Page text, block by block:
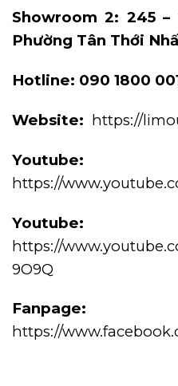
Showroom 2: 245 –
Phường Tân Thới
Hotline: 090 1800
Website: https://
Youtube:
https://
Youtube:
https://
9O9Q
Fanpage:
https://